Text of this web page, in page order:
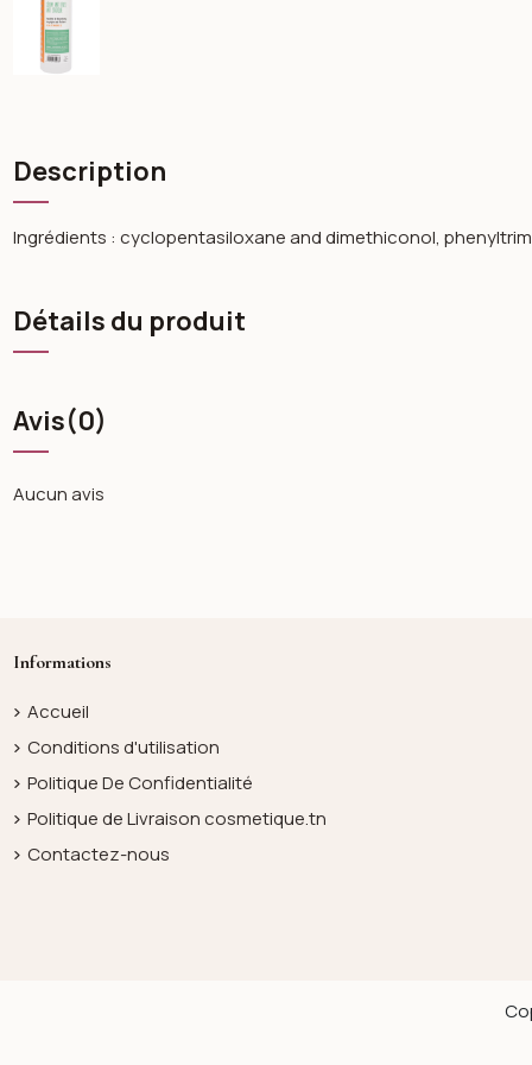
Description
Ingrédients : cyclopentasiloxane and dimethiconol,
Détails du produit
Avis(0)
Aucun avis
Informations
Accueil
Conditions d'utilisation
Politique De Confidentialité
Politique de Livraison cosmetique.tn
Contactez-nous